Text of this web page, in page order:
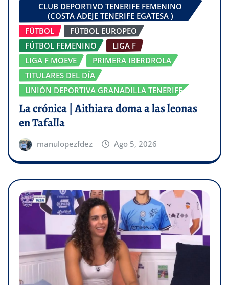
CLUB DEPORTIVO TENERIFE FEMENINO
(COSTA ADEJE TENERIFE EGATESA )
FÚTBOL
FÚTBOL EUROPEO
FÚTBOL FEMENINO
LIGA F
LIGA F MOEVE
PRIMERA IBERDROLA
TITULARES DEL DÍA
UNIÓN DEPORTIVA GRANADILLA TENERIFE
La crónica | Aithiara doma a las leonas
en Tafalla
manulopezfdez Ago 5, 2026